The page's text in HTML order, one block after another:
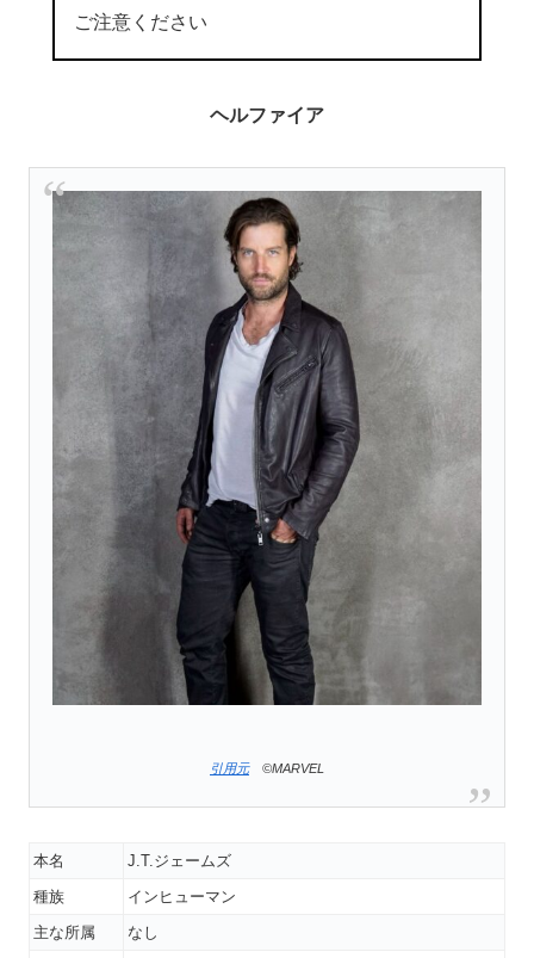
ご注意ください
ヘルファイア
引用元©MARVEL
本名
J.T.ジェームズ
種族
インヒューマン
主な所属
なし